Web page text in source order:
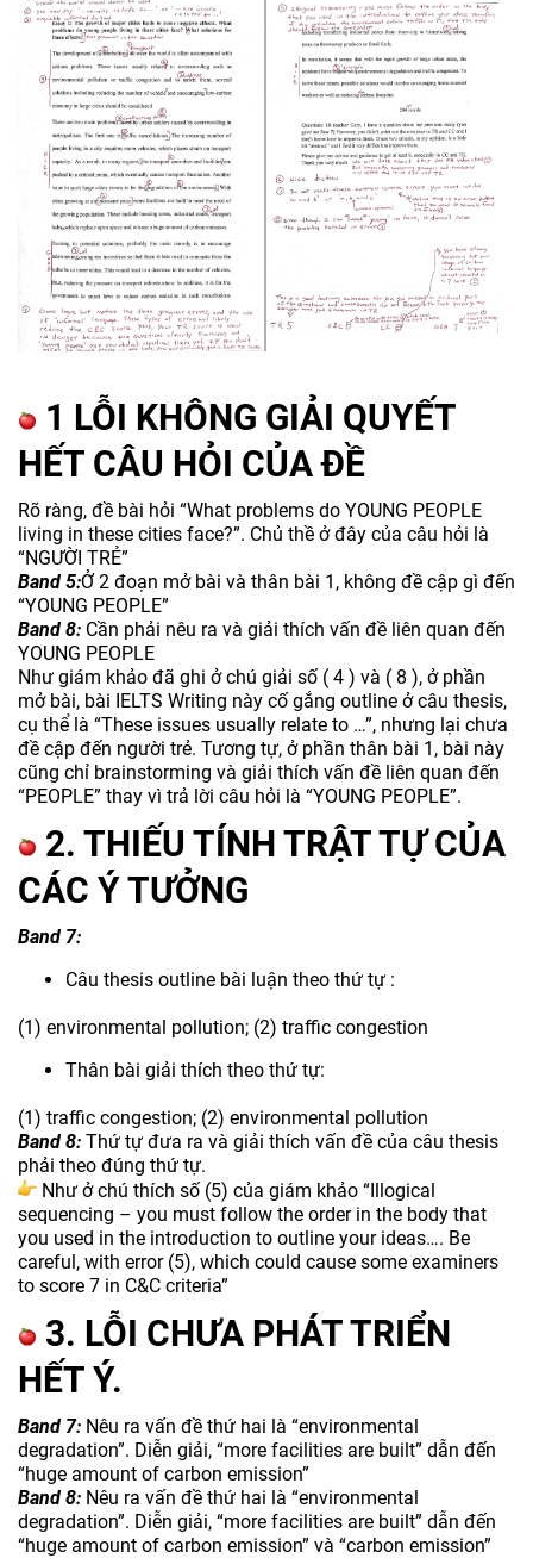
1 LỖI KHÔNG GIẢI QUYẾT
HẾT CÂU HỎI CỦA ĐỀ
Rõ ràng, đề bài hỏi “What problems do YOUNG PEOPLE
living in these cities face?”. Chủ thề ở đây của câu hỏi là
“NGƯỜI TRẺ”
Band 5:Ở 2 đoạn mở bài và thân bài 1, không đề cập gì đến
“YOUNG PEOPLE”
Band 8: Cần phải nêu ra và giải thích vấn đề liên quan đến
YOUNG PEOPLE
Như giám khảo đã ghi ở chú giải số ( 4 ) và ( 8 ), ở phần
mở bài, bài IELTS Writing này cố gắng outline ở câu thesis,
cụ thể là “These issues usually relate to …”, nhưng lại chưa
đề cập đến người trẻ. Tương tự, ở phần thân bài 1, bài này
cũng chỉ brainstorming và giải thích vấn đề liên quan đến
“PEOPLE” thay vì trả lời câu hỏi là “YOUNG PEOPLE”.
2. THIẾU TÍNH TRẬT TỰ CỦA
CÁC Ý TƯỞNG
Band 7:
Câu thesis outline bài luận theo thứ tự :
(1) environmental pollution; (2) traffic congestion
Thân bài giải thích theo thứ tự:
(1) traffic congestion; (2) environmental pollution
Band 8: Thứ tự đưa ra và giải thích vấn đề của câu thesis
phải theo đúng thứ tự.
Như ở chú thích số (5) của giám khảo “Illogical
sequencing – you must follow the order in the body that
you used in the introduction to outline your ideas…. Be
careful, with error (5), which could cause some examiners
to score 7 in C&C criteria”
3. LỖI CHƯA PHÁT TRIỂN
HẾT Ý.
Band 7: Nêu ra vấn đề thứ hai là “environmental
degradation”. Diễn giải, “more facilities are built” dẫn đến
“huge amount of carbon emission”
Band 8: Nêu ra vấn đề thứ hai là “environmental
degradation”. Diễn giải, “more facilities are built” dẫn đến
“huge amount of carbon emission” và “carbon emission”